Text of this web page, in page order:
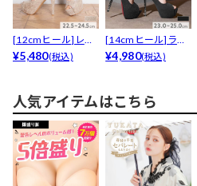
[12cmヒール]レー
スラメパールスト...
¥5,480(税込)
[14cmヒール]ラメ
シルバーストーン...
¥4,980(税込)
人気アイテムはこちら